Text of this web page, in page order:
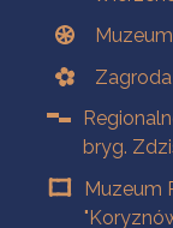
bryg.
Muzeum